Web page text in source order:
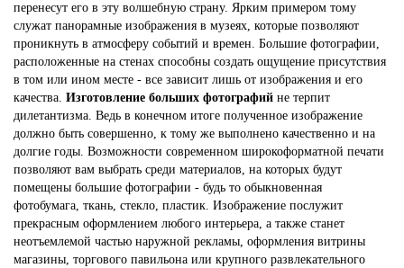
перенесут его в эту волшебную страну. Ярким примером тому
служат панорамные изображения в музеях, которые позволяют
проникнуть в атмосферу событий и времен. Большие фотографии,
расположенные на стенах способны создать ощущение присутствия
в том или ином месте - все зависит лишь от изображения и его
качества. Изготовление больших фотографий не терпит
дилетантизма. Ведь в конечном итоге полученное изображение
должно быть совершенно, к тому же выполнено качественно и на
долгие годы. Возможности современном широкоформатной печати
позволяют вам выбрать среди материалов, на которых будут
помещены большие фотографии - будь то обыкновенная
фотобумага, ткань, стекло, пластик. Изображение послужит
прекрасным оформлением любого интерьера, а также станет
неотъемлемой частью наружной рекламы, оформления витрины
магазины, торгового павильона или крупного развлекательного